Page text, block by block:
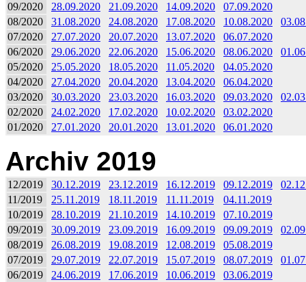
09/2020
28.09.2020 21.09.2020 14.09.2020
07.09.2020
08/2020
31.08.2020 24.08.2020 17.08.2020 10.08.2020
07/2020
27.07.2020 20.07.2020 13.07.2020
06.07.2020
06/2020
29.06.2020 22.06.2020 15.06.2020 08.06.2020
05/2020
25.05.2020 18.05.2020 11.05.2020
04.05.2020
04/2020
27.04.2020 20.04.2020 13.04.2020
06.04.2020
03/2020
30.03.2020 23.03.2020 16.03.2020 09.03.2020
02/2020
24.02.2020 17.02.2020 10.02.2020
03.02.2020
01/2020
27.01.2020 20.01.2020 13.01.2020 06.01.2020
Archiv 2019
12/2019 30.12.2019 23.12.2019 16.12.2019 09.12.2019
11/2019
25.11.2019 18.11.2019 11.11.2019
04.11.2019
10/2019
28.10.2019 21.10.2019 14.10.2019
07.10.2019
09/2019
30.09.2019 23.09.2019 16.09.2019 09.09.2019
08/2019
26.08.2019 19.08.2019 12.08.2019
05.08.2019
07/2019
29.07.2019 22.07.2019 15.07.2019 08.07.2019
06/2019
24.06.2019 17.06.2019 10.06.2019
03.06.2019